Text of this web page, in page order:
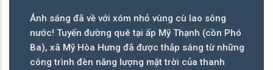
Ánh sáng đã về với xóm nhỏ vùng cù lao sông
nước! Tuyến đường quê tại ấp Mỹ Thạnh (cồn Phó
Ba), xã Mỹ Hòa Hưng đã được thắp sáng từ những
công trình đèn năng lượng mặt trời của thanh